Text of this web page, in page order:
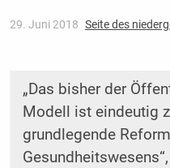
29. Juni 2018 Seite des
„Das bisher der
Modell ist eindeutig
grundlegende